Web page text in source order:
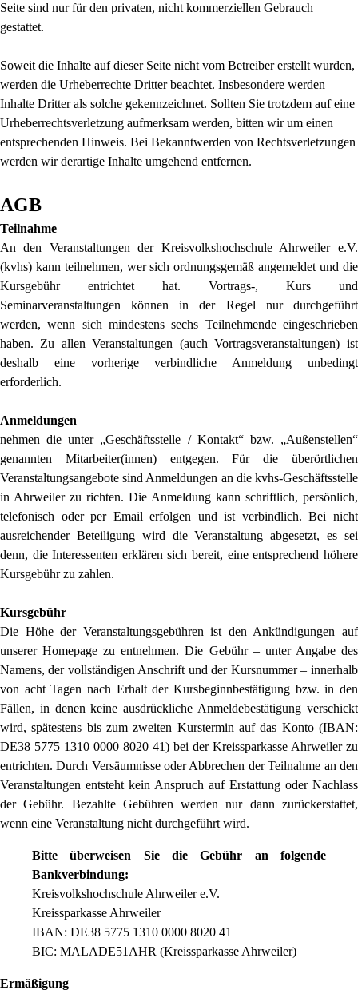
Seite sind nur für den privaten, nicht kommerziellen Gebrauch
gestattet.
Soweit die Inhalte auf dieser Seite nicht vom Betreiber erstellt wurden,
werden die Urheberrechte Dritter beachtet. Insbesondere werden
Inhalte Dritter als solche gekennzeichnet. Sollten Sie trotzdem auf eine
Urheberrechtsverletzung aufmerksam werden, bitten wir um einen
entsprechenden Hinweis. Bei Bekanntwerden von Rechtsverletzungen
werden wir derartige Inhalte umgehend entfernen.
AGB
Teilnahme
An den Veranstaltungen der Kreisvolkshochschule Ahrweiler e.V.
(kvhs) kann teilnehmen, wer sich ordnungsgemäß angemeldet und die
Kursgebühr entrichtet hat. Vortrags-, Kurs und
Seminarveranstaltungen können in der Regel nur durchgeführt
werden, wenn sich mindestens sechs Teilnehmende eingeschrieben
haben. Zu allen Veranstaltungen (auch Vortragsveranstaltungen) ist
deshalb eine vorherige verbindliche Anmeldung unbedingt
erforderlich.
Anmeldungen
nehmen die unter „Geschäftsstelle / Kontakt“ bzw. „Außenstellen“
genannten Mitarbeiter(innen) entgegen. Für die überörtlichen
Veranstaltungsangebote sind Anmeldungen an die kvhs-Geschäftsstelle
in Ahrweiler zu richten. Die Anmeldung kann schriftlich, persönlich,
telefonisch oder per Email erfolgen und ist verbindlich. Bei nicht
ausreichender Beteiligung wird die Veranstaltung abgesetzt, es sei
denn, die Interessenten erklären sich bereit, eine entsprechend höhere
Kursgebühr zu zahlen.
Kursgebühr
Die Höhe der Veranstaltungsgebühren ist den Ankündigungen auf
unserer Homepage zu entnehmen. Die Gebühr – unter Angabe des
Namens, der vollständigen Anschrift und der Kursnummer – innerhalb
von acht Tagen nach Erhalt der Kursbeginnbestätigung bzw. in den
Fällen, in denen keine ausdrückliche Anmeldebestätigung verschickt
wird, spätestens bis zum zweiten Kurstermin auf das Konto (IBAN:
DE38 5775 1310 0000 8020 41) bei der Kreissparkasse Ahrweiler zu
entrichten. Durch Versäumnisse oder Abbrechen der Teilnahme an den
Veranstaltungen entsteht kein Anspruch auf Erstattung oder Nachlass
der Gebühr. Bezahlte Gebühren werden nur dann zurückerstattet,
wenn eine Veranstaltung nicht durchgeführt wird.
Bitte überweisen Sie die Gebühr an folgende
Bankverbindung:
Kreisvolkshochschule Ahrweiler e.V.
Kreissparkasse Ahrweiler
IBAN: DE38 5775 1310 0000 8020 41
BIC: MALADE51AHR (Kreissparkasse Ahrweiler)
Ermäßigung